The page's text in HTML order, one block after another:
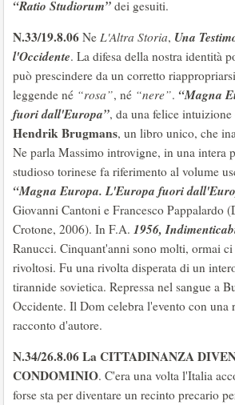
“Ratio Studiorum” dei gesuiti.
N.33/19.8.06 Ne L'Altra Storia, Una
l'Occidente. La difesa della nostra identità
può prescindere da un corretto
leggende né “rosa”, né “nere”. “Magna
fuori dall'Europa”, da una felice
Hendrik Brugmans, un libro unico, che
Ne parla Massimo introvigne, in una intera
studioso torinese fa riferimento al volume
“Magna Europa. L'Europa fuori
Giovanni Cantoni e Francesco Pappalardo
Crotone, 2006). In F.A. 1956,
Ranucci. Cinquant'anni sono molti, ormai
rivoltosi. Fu una rivolta disperata di un
tirannide sovietica. Repressa nel sangue a
Occidente. Il Dom celebra l'evento con una
racconto d'autore.
N.34/26.8.06La CITTADINANZA
CONDOMINIO. C'era una volta l'Italia
forse sta per diventare un recinto precario